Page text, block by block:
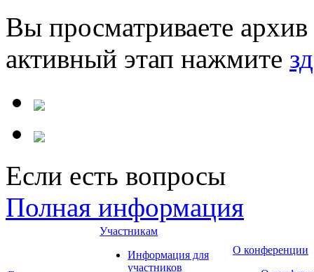
Вы просматриваете
активный этап нажмите
Если есть вопросы
Полная информация
Участникам
Информация для
участников
О конференции